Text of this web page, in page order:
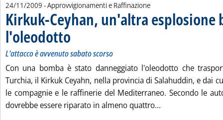
24/11/2009 - Approvvigionamenti e Raffinazione
Kirkuk-Ceyhan, un'altra esplosione
l'oleodotto . Sottotitolo: L'attacco è avvenuto sabato scorso
. Pubblicata martedì 24 novembre 2009 alle 18.1.
L'attacco è avvenuto sabato scorso
Con una bomba è stato danneggiato l'oleodotto che
Turchia, il Kirkuk Ceyahn, nella provincia di Salahuddin, e dai
le compagnie e le raffinerie del Mediterraneo. Secondo le
dovrebbe essere riparato in almeno quattro...